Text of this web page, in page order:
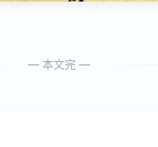
— 本文完 —